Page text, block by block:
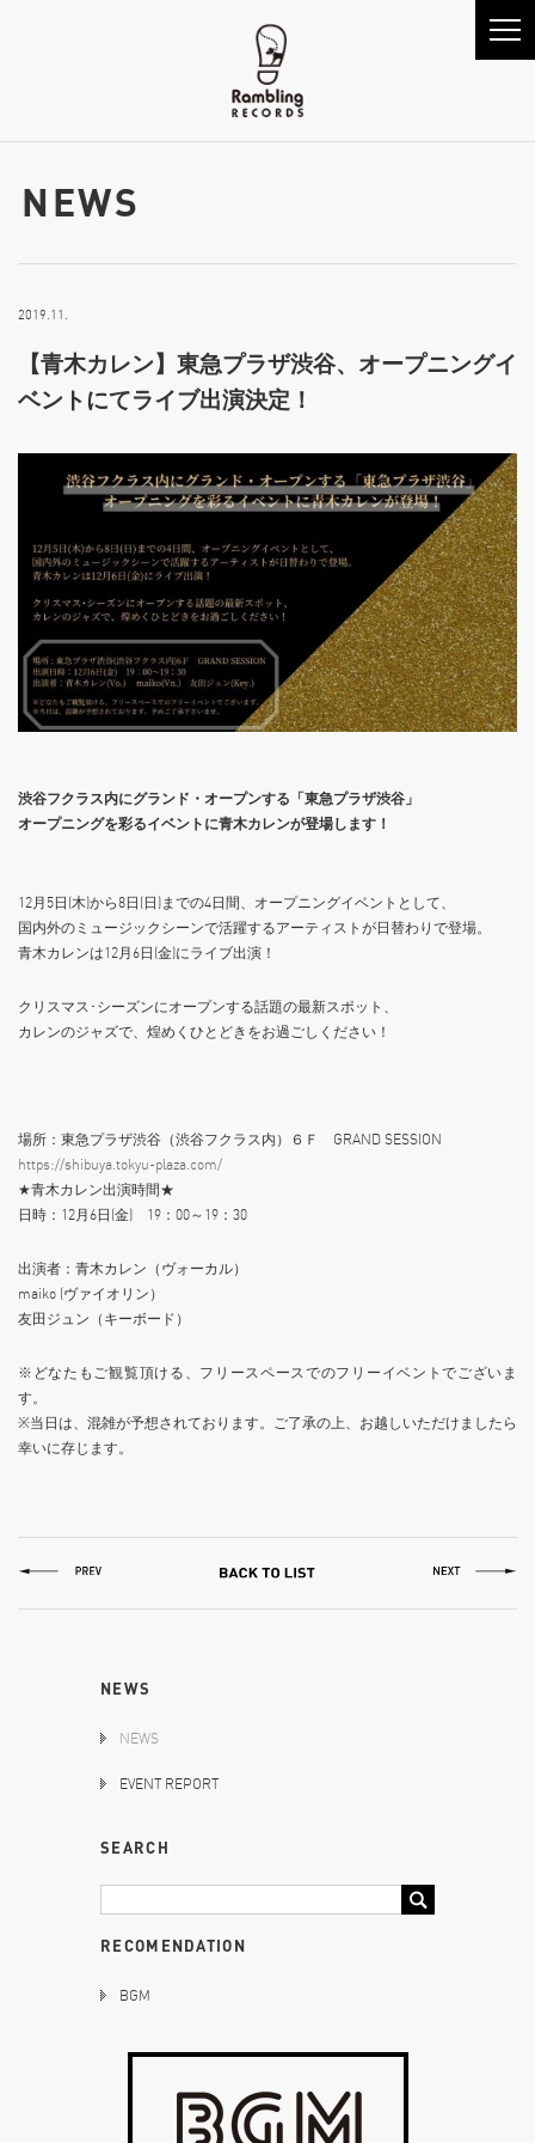
NEWS
2019.11.
【青木カレン】東急プラザ渋谷、オープニングイ
ベントにてライブ出演決定！
渋谷フクラス内にグランド・オープンする「東急プラザ渋谷」
オープニングを彩るイベントに青木カレンが登場します！
12月5日(木)から8日(日)までの4日間、オープニングイベントとして、
国内外のミュージックシーンで活躍するアーティストが日替わりで登場。
青木カレンは12月6日(金)にライブ出演！
クリスマス･シーズンにオープンする話題の最新スポット、
カレンのジャズで、煌めくひとどきをお過ごしください！
場所：東急プラザ渋谷（渋谷フクラス内）６Ｆ GRAND SESSION
https://shibuya.tokyu-plaza.com/
★青木カレン出演時間★
日時：12月6日(金) 19：00～19：30
出演者：青木カレン（ヴォーカル）
maiko (ヴァイオリン）
友田ジュン（キーボード）
※どなたもご観覧頂ける、フリースペースでのフリーイベントでございま
す。
※当日は、混雑が予想されております。ご了承の上、お越しいただけましたら
幸いに存じます。
NEWS
NEWS
EVENT REPORT
SEARCH
RECOMENDATION
BGM